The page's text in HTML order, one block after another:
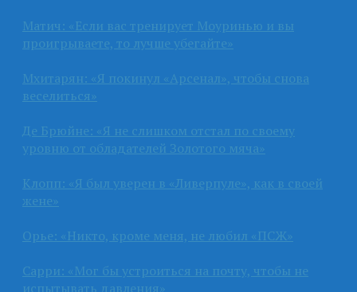
Матич: «Если вас тренирует Моуринью и вы
проигрываете, то лучше убегайте»
Мхитарян: «Я покинул «Арсенал», чтобы снова
веселиться»
Де Брюйне: «Я не слишком отстал по своему
уровню от обладателей Золотого мяча»
Клопп: «Я был уверен в «Ливерпуле», как в своей
жене»
Орье: «Никто, кроме меня, не любил «ПСЖ»
Сарри: «Мог бы устроиться на почту, чтобы не
испытывать давления»